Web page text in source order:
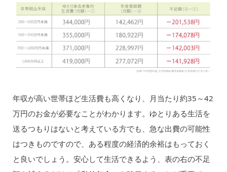
年収が高い世帯ほど生活費も高くなり、月当たり約35～42
万円のお金が必要なことがわかります。ゆとりある生活を
送るつもりはないと考えている方でも、急な出費の可能性
はつきものですので、ある程度の経済的余裕はもっておく
と良いでしょう。安心して生活できるよう、表の右の不足